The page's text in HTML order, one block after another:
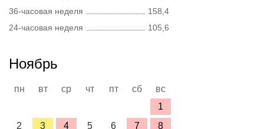
36-часовая неделя
158,4
24-часовая неделя
105,6
Ноябрь
пн вт ср чт пт сб
вс
1
2
3 4 5 6 7 8